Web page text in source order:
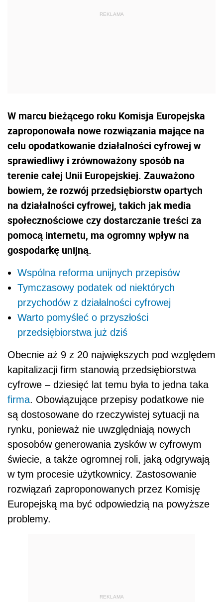
W marcu bieżącego roku Komisja Europejska
zaproponowała nowe rozwiązania mające na
celu opodatkowanie działalności cyfrowej w
sprawiedliwy i zrównoważony sposób na
terenie całej Unii Europejskiej. Zauważono
bowiem, że rozwój przedsiębiorstw opartych
na działalności cyfrowej, takich jak media
społecznościowe czy dostarczanie treści za
pomocą internetu, ma ogromny wpływ na
gospodarkę unijną.
Wspólna reforma unijnych przepisów
Tymczasowy podatek od niektórych
przychodów z działalności cyfrowej
Warto pomyśleć o przyszłości
przedsiębiorstwa już dziś
Obecnie aż 9 z 20 największych pod względem
kapitalizacji firm stanowią przedsiębiorstwa
cyfrowe – dziesięć lat temu była to jedna taka
firma. Obowiązujące przepisy podatkowe nie
są dostosowane do rzeczywistej sytuacji na
rynku, ponieważ nie uwzględniają nowych
sposobów generowania zysków w cyfrowym
świecie, a także ogromnej roli, jaką odgrywają
w tym procesie użytkownicy. Zastosowanie
rozwiązań zaproponowanych przez Komisję
Europejską ma być odpowiedzią na powyższe
problemy.
REKLAMA